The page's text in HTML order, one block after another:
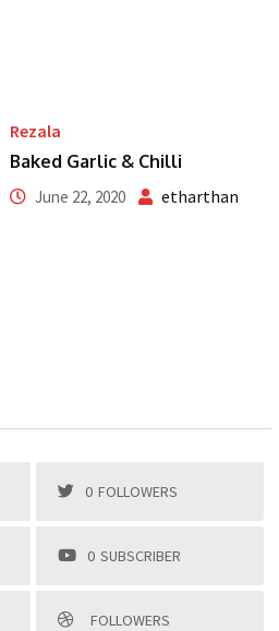
Rezala
Baked Garlic & Chilli
June 22, 2020 etharthan
0 FOLLOWERS
0 SUBSCRIBER
FOLLOWERS